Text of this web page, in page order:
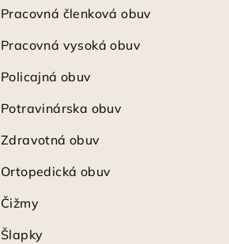
Pracovná členková obuv
Pracovná vysoká obuv
Policajná obuv
Potravinárska obuv
Zdravotná obuv
Ortopedická obuv
Čižmy
Šlapky